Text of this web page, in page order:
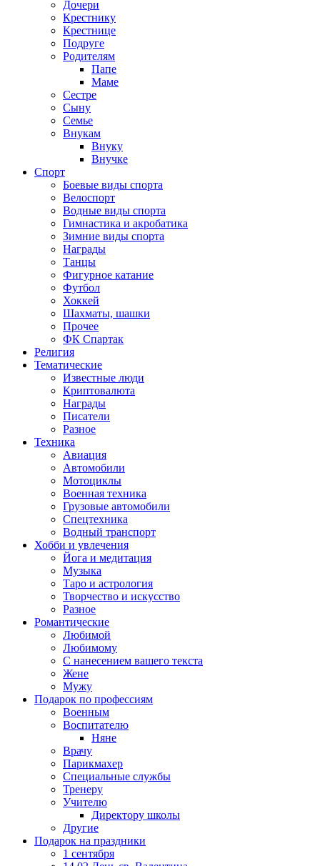
Дочери
Крестнику
Крестнице
Подруге
Родителям
Папе
Маме
Сестре
Сыну
Семье
Внукам
Внуку
Внучке
Спорт
Боевые виды спорта
Велоспорт
Водные виды спорта
Гимнастика и акробатика
Зимние виды спорта
Награды
Танцы
Фигурное катание
Футбол
Хоккей
Шахматы, шашки
Прочее
ФК Спартак
Религия
Тематические
Известные люди
Криптовалюта
Награды
Писатели
Разное
Техника
Авиация
Автомобили
Мотоциклы
Военная техника
Грузовые автомобили
Спецтехника
Водный транспорт
Хобби и увлечения
Йога и медитация
Музыка
Таро и астрология
Творчество и искусство
Разное
Романтические
Любимой
Любимому
С нанесением вашего текста
Жене
Мужу
Подарок по профессиям
Военным
Воспитателю
Няне
Врачу
Парикмахер
Специальные службы
Тренеру
Учителю
Директору школы
Другие
Подарок на праздники
1 сентября